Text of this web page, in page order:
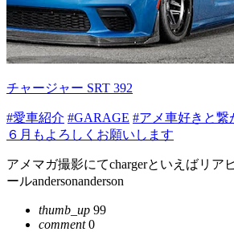
チャージャー SRT 392
#愛車紹介 #GARAGE #アメ車好きと繋
６月もよろしくお願いします
アメマガ撮影にてchargerといえばリア
ールandersonanderson
thumb_up 99
comment0